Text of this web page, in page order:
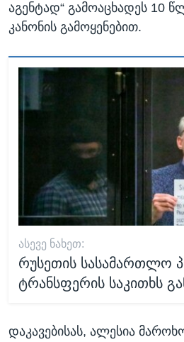
აგენტად“ გამოაცხადეს 10
კანონის გამოყენებით.
ᲐᲡᲔᲕᲔ ᲜᲐᲮᲔᲗ:
რუსეთის სასამართლო
ტრანსფერის საკითხს
დაკავებისას, ალესია